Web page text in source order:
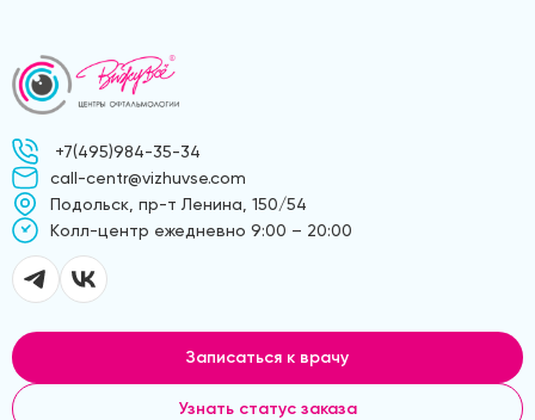
+7(495)984-35-34
call-centr@vizhuvse.com
Подольск, пр-т Ленина, 150/54
Kолл-центр ежедневно 9:00 – 20:00
Записаться к врачу
Узнать статус заказа